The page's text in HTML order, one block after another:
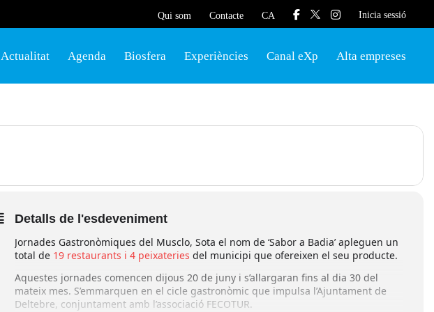
Qui som Contacte CA Inicia sessió
Actualitat Agenda Biosfera Experiències Canal eXp Alta empreses
Detalls de l'esdeveniment
Jornades Gastronòmiques del Musclo, Sota el nom de ‘Sabor a Badia’ apleguen un
total de 19 restaurants i 4 peixateries del municipi que ofereixen el seu producte.
Aquestes jornades comencen dijous 20 de juny i s’allargaran fins al dia 30 del
mateix mes. S’emmarquen en el cicle gastronòmic que impulsa l’Ajuntament de
Deltebre, conjuntament amb l’associació FECOTUR.